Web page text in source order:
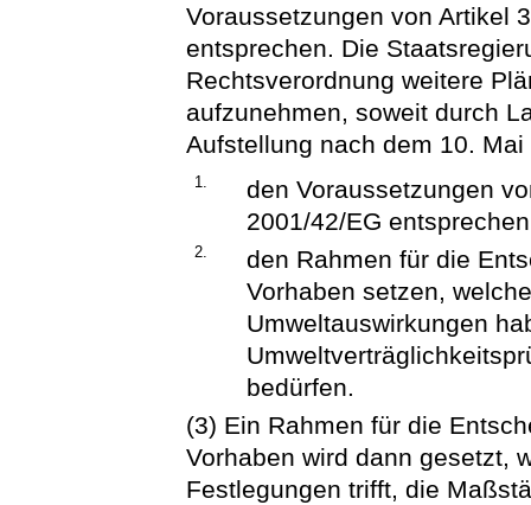
Voraussetzungen von Artikel
entsprechen. Die
Rechtsverordnung weitere
aufzunehmen, soweit durch
Aufstellung nach dem 10.
1.
den Voraussetzungen
2001/42/EG
2.
den Rahmen für die
Vorhaben setzen,
Umweltauswirkungen
bedürfen.
(3) Ein Rahmen für die
Vorhaben wird dann gesetzt,
Festlegungen trifft, die